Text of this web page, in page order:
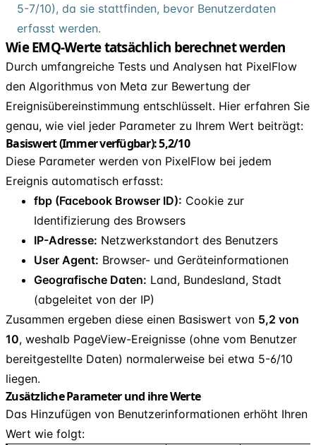
5-7/10), da sie stattfinden, bevor Benutzerdaten
erfasst werden.
Wie EMQ-Werte tatsächlich berechnet werden
Durch umfangreiche Tests und Analysen hat PixelFlow
den Algorithmus von Meta zur Bewertung der
Ereignisübereinstimmung entschlüsselt. Hier erfahren Sie
genau, wie viel jeder Parameter zu Ihrem Wert beiträgt:
Basiswert (Immer verfügbar): 5,2/10
Diese Parameter werden von PixelFlow bei jedem
Ereignis automatisch erfasst:
fbp (Facebook Browser ID): Cookie zur
Identifizierung des Browsers
IP-Adresse: Netzwerkstandort des Benutzers
User Agent: Browser- und Geräteinformationen
Geografische Daten: Land, Bundesland, Stadt
(abgeleitet von der IP)
Zusammen ergeben diese einen Basiswert von 5,2 von
10, weshalb PageView-Ereignisse (ohne vom Benutzer
bereitgestellte Daten) normalerweise bei etwa 5-6/10
liegen.
Zusätzliche Parameter und ihre Werte
Das Hinzufügen von Benutzerinformationen erhöht Ihren
Wert wie folgt: